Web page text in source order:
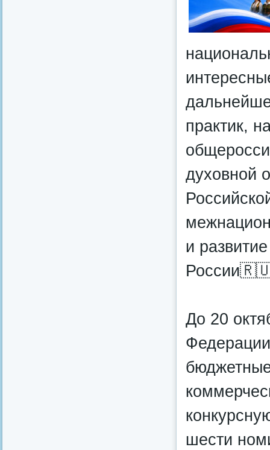
практик,
духовной
и
До 20
шести